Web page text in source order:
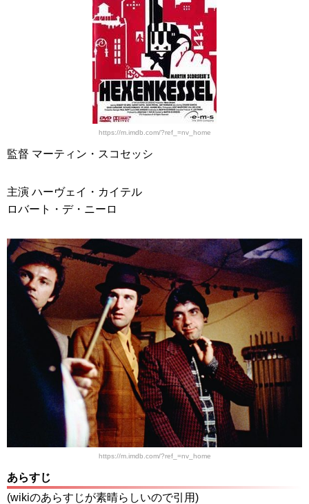
https://m.imdb.com/?ref_=nv_home
監督 マーティン・スコセッシ
主演 ハーヴェイ・カイテル
ロバート・デ・ニーロ
https://m.imdb.com/?ref_=nv_home
あらすじ
(wikiのあらすじが素晴らしいので引用)